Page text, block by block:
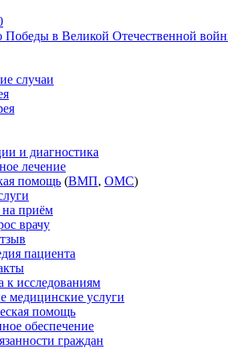
Победы в Великой Отечественной
случаи
и диагностика
лечение
помощь (ВМП, ОМС)
на приём
врачу
пациента
к исследованиям
медицинские услуги
помощь
обеспечение
граждан